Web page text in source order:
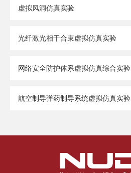
虚拟风洞仿真实验
光纤激光相干合束虚拟仿真实验
网络安全防护体系虚拟仿真综合实验
航空制导弹药制导系统虚拟仿真实验